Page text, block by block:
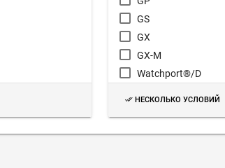
GS
GX
GX-M
Watchport®/D
НЕСКОЛЬКО УСЛОВИЙ